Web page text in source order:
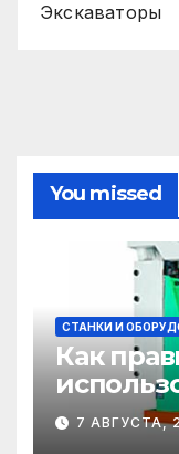
Экскаваторы
You missed
СТАНКИ И
Как
7 АВГУСТА,